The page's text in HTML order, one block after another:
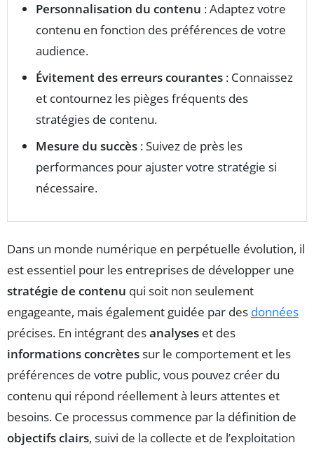
Personnalisation du contenu : Adaptez votre
contenu en fonction des préférences de votre
audience.
Évitement des erreurs courantes : Connaissez
et contournez les pièges fréquents des
stratégies de contenu.
Mesure du succès : Suivez de près les
performances pour ajuster votre stratégie si
nécessaire.
Dans un monde numérique en perpétuelle évolution, il
est essentiel pour les entreprises de développer une
stratégie de contenu qui soit non seulement
engageante, mais également guidée par des données
précises. En intégrant desanalyses et des
informations concrètessur le comportement et les
préférences de votre public, vous pouvez créer du
contenu qui répond réellement à leurs attentes et
besoins. Ce processus commence par la définition de
objectifs clairs, suivi de la collecte et de l’exploitation